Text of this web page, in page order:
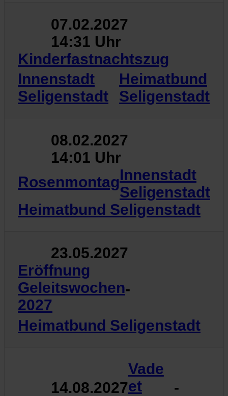
07.02.2027
14:31 Uhr
Kinderfastnachtszug
Innenstadt
Seligenstadt
Heimatbund
Seligenstadt
08.02.2027
14:01 Uhr
RosenmontagInnenstadt
Seligenstadt
Heimatbund Seligenstadt
23.05.2027
Eröffnung
Geleitswochen
2027
-
Heimatbund Seligenstadt
14.08.2027
Vade
et
-